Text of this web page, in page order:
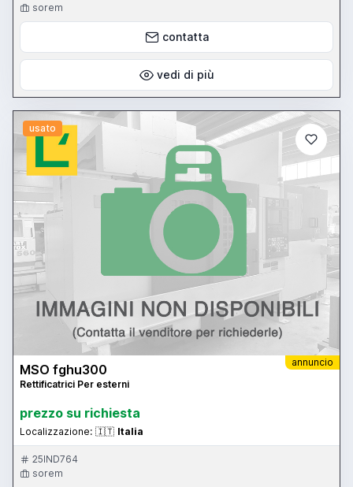
sorem
contatta
vedi di più
usato
annuncio
MSO fghu300
Rettificatrici Per esterni
prezzo su richiesta
Localizzazione: 🇮🇹 Italia
25IND764
sorem